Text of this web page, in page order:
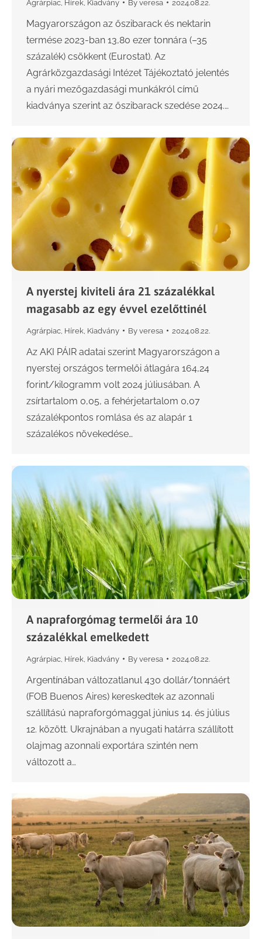
Agrárpiac Hírek Kiadvány By veresa 2024.08.22.
Magyarországon az őszibarack és nektarin
termése 2023-ban 13,80 ezer tonnára (–35
százalék) csökkent (Eurostat). Az
Agrárközgazdasági Intézet Tájékoztató jelentés
a nyári mezőgazdasági munkákról című
kiadványa szerint az őszibarack szedése 2024.…
A nyerstej kiviteli ára 21 százalékkal
magasabb az egy évvel ezelőttinél
Agrárpiac Hírek Kiadvány By veresa 2024.08.22.
Az AKI PÁIR adatai szerint Magyarországon a
nyerstej országos termelői átlagára 164,24
forint/kilogramm volt 2024 júliusában. A
zsírtartalom 0,05, a fehérjetartalom 0,07
százalékpontos romlása és az alapár 1
százalékos növekedése…
A napraforgómag termelői ára 10
százalékkal emelkedett
Agrárpiac Hírek Kiadvány By veresa 2024.08.22.
Argentínában változatlanul 430 dollár/tonnáért
(FOB Buenos Aires) kereskedtek az azonnali
szállítású napraforgómaggal június 14. és július
12. között. Ukrajnában a nyugati határra szállított
olajmag azonnali exportára szintén nem
változott a…